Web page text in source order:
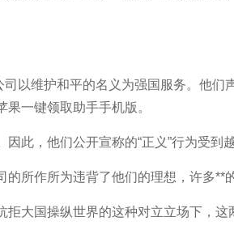
以维护和平的名义为强国服务。他们
一键领取助手手机版。
此，他们公开宣称的“正义”行为受到
所作所为违背了他们的理想，许多**
拒大国操纵世界的这种对立立场下，